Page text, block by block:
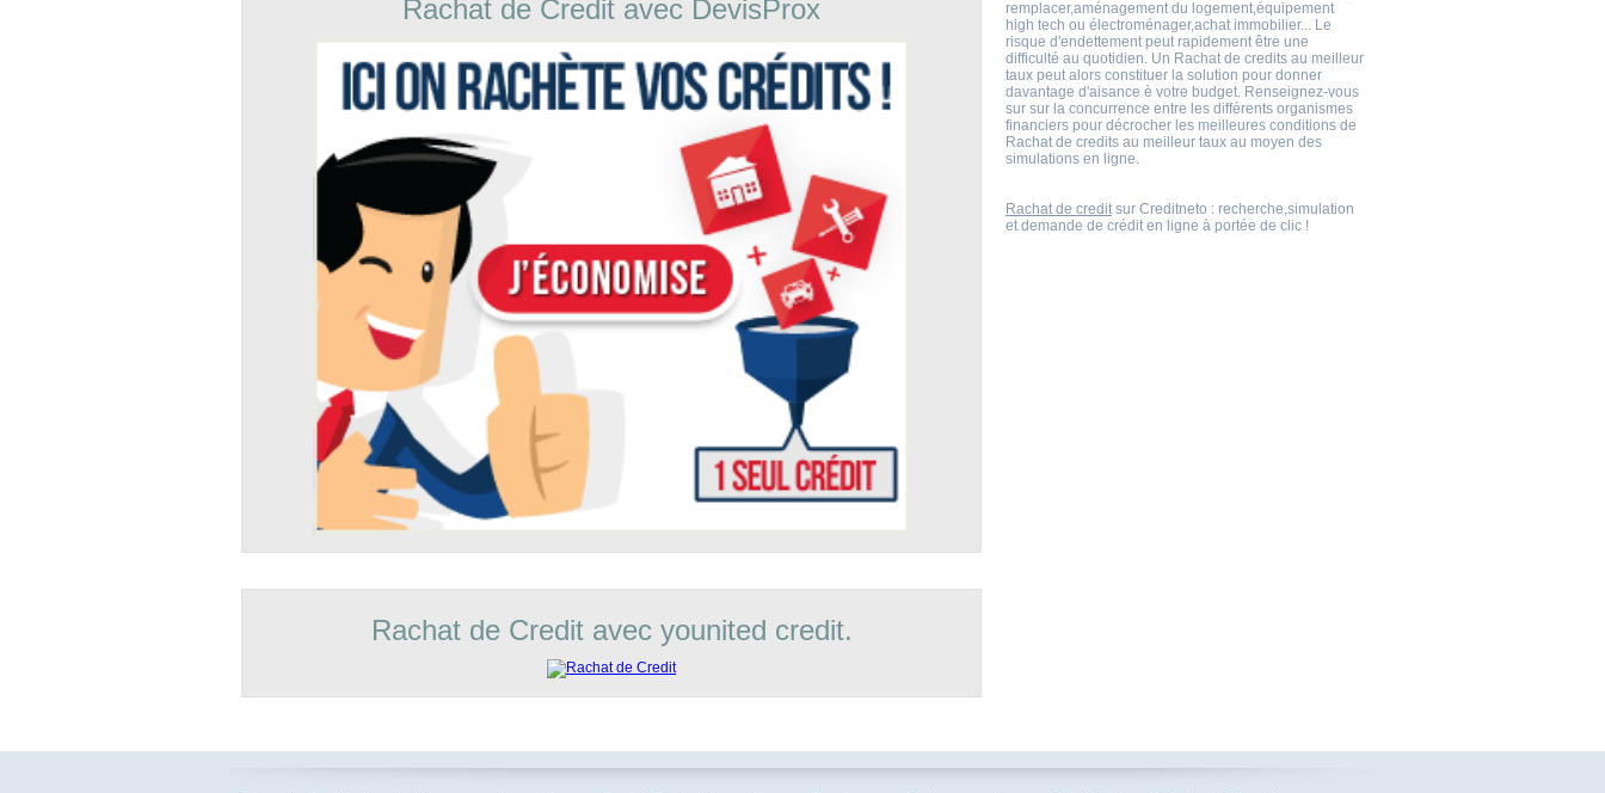
Rachat de Credit avec DevisProx
Rachat de Credit avec younited credit.
remplacer,aménagement du logement,équipement
high tech ou électroménager,achat immobilier... Le
risque d'endettement peut rapidement être une
difficulté au quotidien. Un Rachat de credits au meilleur
taux peut alors constituer la solution pour donner
davantage d'aisance è votre budget. Renseignez-vous
sur sur la concurrence entre les différents organismes
financiers pour décrocher les meilleures conditions de
Rachat de credits au meilleur taux au moyen des
simulations en ligne.
Rachat de creditsur Creditneto : recherche,simulation
et demande de crédit en ligne à portée de clic !